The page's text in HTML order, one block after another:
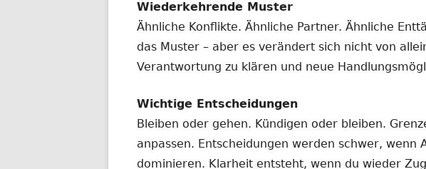
Wiederkehrende Muster
Ähnliche Konflikte. Ähnliche Partner. Ähnliche
das Muster – aber es verändert sich nicht von
Verantwortung zu klären und neue
Wichtige Entscheidungen
Bleiben oder gehen. Kündigen oder bleiben.
anpassen. Entscheidungen werden schwer, wenn
dominieren. Klarheit entsteht, wenn du wieder